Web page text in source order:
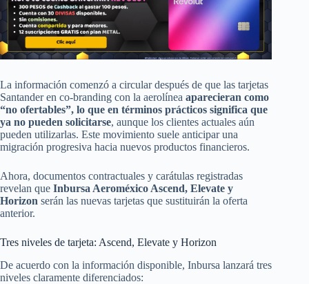
La información comenzó a circular después de que las tarjetas
Santander en co-branding con la aerolínea aparecieran como
“no ofertables”, lo que en términos prácticos significa que
ya no pueden solicitarse, aunque los clientes actuales aún
pueden utilizarlas. Este movimiento suele anticipar una
migración progresiva hacia nuevos productos financieros.
Ahora, documentos contractuales y carátulas registradas
revelan que Inbursa Aeroméxico Ascend, Elevate y
Horizon serán las nuevas tarjetas que sustituirán la oferta
anterior.
Tres niveles de tarjeta: Ascend, Elevate y Horizon
De acuerdo con la información disponible, Inbursa lanzará tres
niveles claramente diferenciados: